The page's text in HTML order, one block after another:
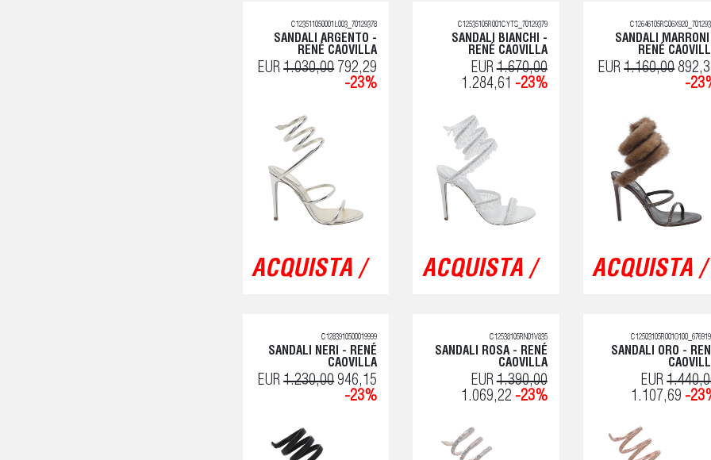
C123511050001L003_70129378
SANDALI ARGENTO -
RENÉ CAOVILLA
EUR1.030,00792,29
-23%
ACQUISTA /
C12535105R001CYTS_70129379
SANDALI BIANCHI -
RENÉ CAOVILLA
EUR1.670,00
1.284,61 -23%
ACQUISTA /
SANDALI
RENÉ
EUR1.160,00
-
ACQUISTA /
C1283910500019999
SANDALI NERI - RENÉ
CAOVILLA
EUR1.230,00946,15
-23%
C12538105RN01V835
SANDALI ROSA - RENÉ
CAOVILLA
EUR1.390,00
1.069,22 -23%
SANDALI ORO -
EUR
1.107,69 -